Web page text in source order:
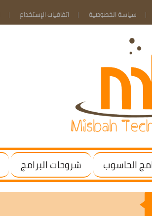
سياسة الخصوصية اتفاقيات الإستخدام
الحاسوب شروحات البرامج